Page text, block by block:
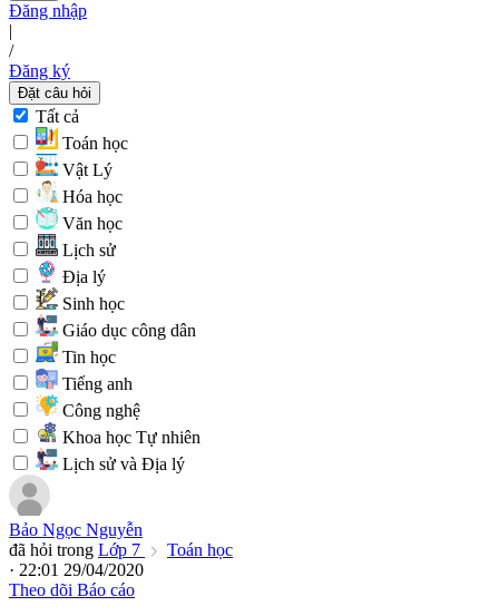
Đăng nhập
|
/
Đăng ký
Đặt câu hỏi
Tất cả
Toán học
Vật Lý
Hóa học
Văn học
Lịch sử
Địa lý
Sinh học
Giáo dục công dân
Tin học
Tiếng anh
Công nghệ
Khoa học Tự nhiên
Lịch sử và Địa lý
Bảo Ngọc Nguyễn
đã hỏi trong Lớp 7
Toán học
· 22:01 29/04/2020
Theo dõi Báo cáo